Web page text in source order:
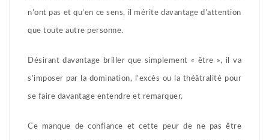
n’ont pas et qu’en ce sens, il mérite davantage d’attention
que toute autre personne.
Désirant davantage briller que simplement « être », il va
s’imposer par la domination, l’excès ou la théâtralité pour
se faire davantage entendre et remarquer.
Ce manque de confiance et cette peur de ne pas être